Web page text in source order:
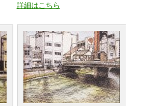
詳細はこちら